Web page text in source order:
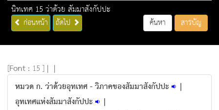
นิทเทศ 15 ว่าด้วย สัมมาสังกัปปะ
ก่อนหน้า ถัดไป ค้นหา สารบัญ
[Font : 15 ] | |
หมวด ก. ว่าด้วยอุทเทศ - วิภาคของสัมมาสังกัปปะ
|
อุทเทศแห่งสัมมาสังกัปปะ
|